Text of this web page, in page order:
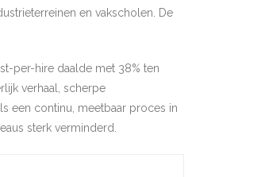
en vakscholen. De
per-hire daalde met 38% ten
verhaal, scherpe
een continu, meetbaar proces in
sterk verminderd.